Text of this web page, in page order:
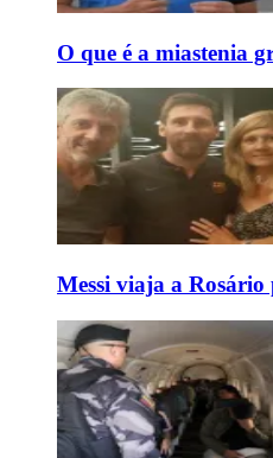
O que é a miastenia
Messi viaja a Rosário